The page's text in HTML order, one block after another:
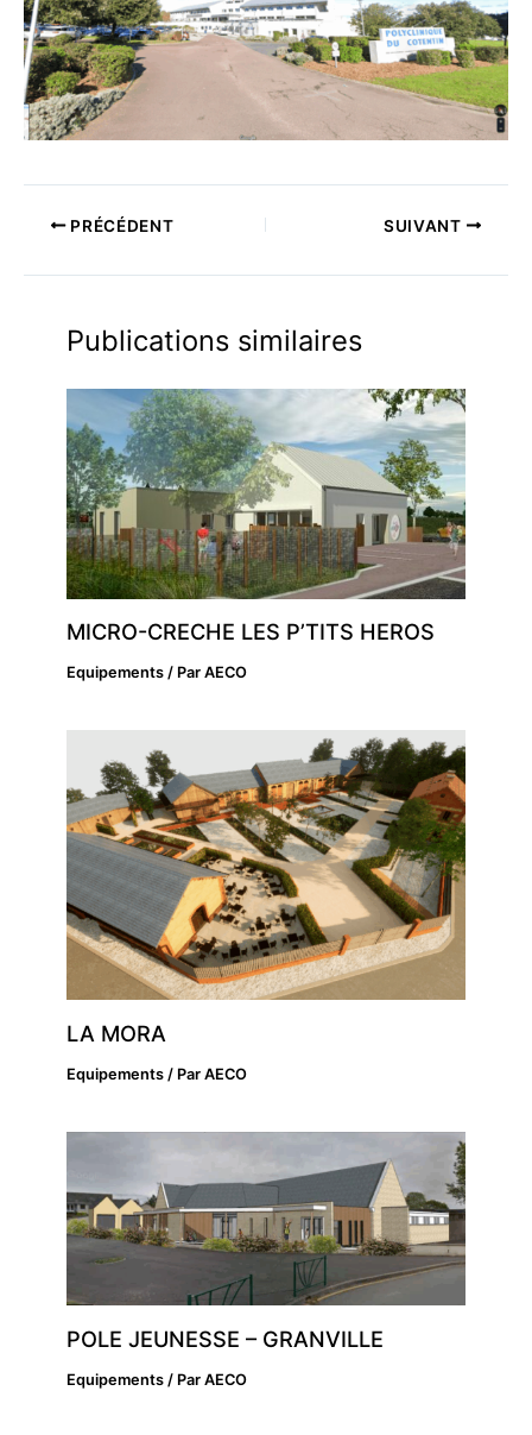
PRÉCÉDENT SUIVANT
Publications similaires
MICRO-CRECHE LES P’TITS HEROS
Equipements / ParAECO
LA MORA
Equipements / ParAECO
POLE JEUNESSE – GRANVILLE
Equipements / ParAECO